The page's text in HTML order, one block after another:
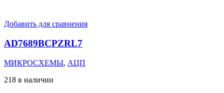
Добавить для сравнения
AD7689BCPZRL7
МИКРОСХЕМЫ, АЦП
218 в наличии